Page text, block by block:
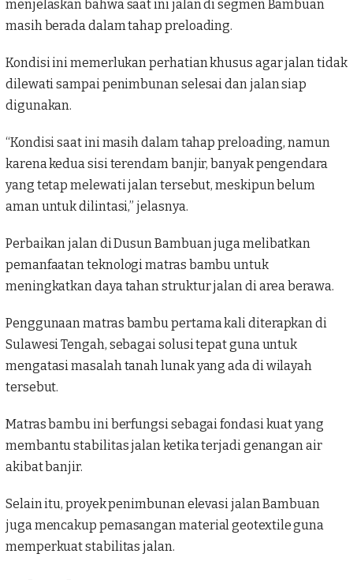
menjelaskan bahwa saat ini jalan di segmen Bambuan
masih berada dalam tahap preloading.
Kondisi ini memerlukan perhatian khusus agar jalan tidak
dilewati sampai penimbunan selesai dan jalan siap
digunakan.
“Kondisi saat ini masih dalam tahap preloading, namun
karena kedua sisi terendam banjir, banyak pengendara
yang tetap melewati jalan tersebut, meskipun belum
aman untuk dilintasi,” jelasnya.
Perbaikan jalan di Dusun Bambuan juga melibatkan
pemanfaatan teknologi matras bambu untuk
meningkatkan daya tahan struktur jalan di area berawa.
Penggunaan matras bambu pertama kali diterapkan di
Sulawesi Tengah, sebagai solusi tepat guna untuk
mengatasi masalah tanah lunak yang ada di wilayah
tersebut.
Matras bambu ini berfungsi sebagai fondasi kuat yang
membantu stabilitas jalan ketika terjadi genangan air
akibat banjir.
Selain itu, proyek penimbunan elevasi jalan Bambuan
juga mencakup pemasangan material geotextile guna
memperkuat stabilitas jalan.